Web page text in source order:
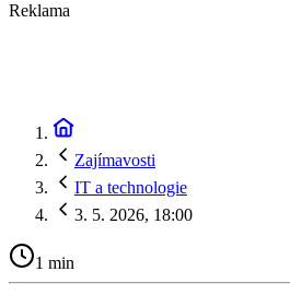
Reklama
Zajímavosti
IT a technologie
3. 5. 2026, 18:00
1 min